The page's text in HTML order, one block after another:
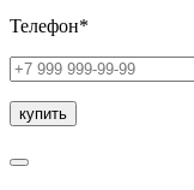
Телефон*